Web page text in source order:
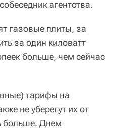
агентства.
газовые плиты, за
за один киловатт
больше, чем сейчас
тарифы на
не уберегут их от
больше. Днем